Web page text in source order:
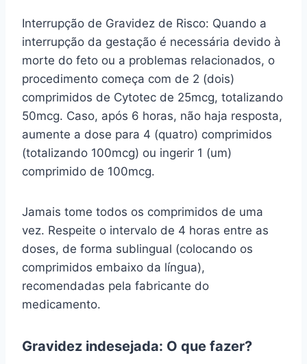
Interrupção de Gravidez de Risco: Quando a
interrupção da gestação é necessária devido à
morte do feto ou a problemas relacionados, o
procedimento começa com de 2 (dois)
comprimidos de Cytotec de 25mcg, totalizando
50mcg. Caso, após 6 horas, não haja resposta,
aumente a dose para 4 (quatro) comprimidos
(totalizando 100mcg) ou ingerir 1 (um)
comprimido de 100mcg.
Jamais tome todos os comprimidos de uma
vez. Respeite o intervalo de 4 horas entre as
doses, de forma sublingual (colocando os
comprimidos embaixo da língua),
recomendadas pela fabricante do
medicamento.
Gravidez indesejada: O que fazer?